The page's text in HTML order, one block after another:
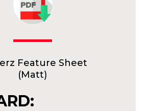
Feature Sheet
(Matt)